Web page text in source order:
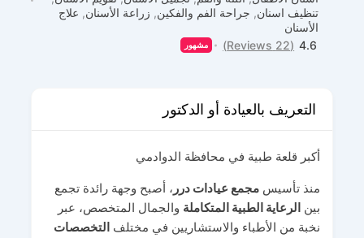
تنظيف اسنان, جراحة الفم والفكين, زراعة الأسنان, علاج
الأسنان
4.6
(22 Reviews) مشهور
التعريف بالعيادة أو الدكتور
أكبر قلعة طبية في محافظة الدوادمي
منذ تأسيس مجمع عيادات درر ، أصبح وجهة رائدة تجمع
بين الرعاية الطبية المتكاملة والجمال المتخصص، عبر
نخبة من الأطباء والاستشاريين في مختلف التخصصات